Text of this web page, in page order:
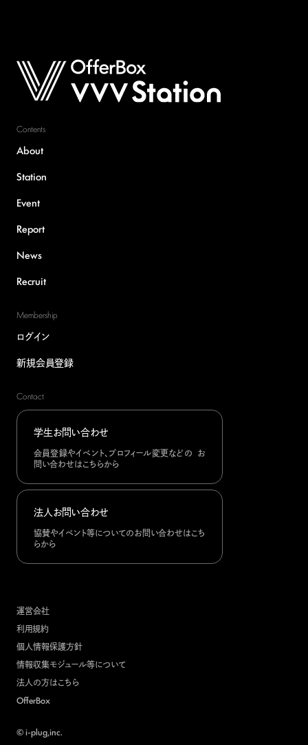
Contents
About
Station
Event
Report
News
Recruit
Membership
ログイン
新規会員登録
Contact
学生お問い合わせ
会員登録やイベント、プロフィール変更などの お
問い合わせはこちらから
法人お問い合わせ
協賛やイベント等についてのお問い合わせはこち
らから
運営会社
利用規約
個人情報保護方針
情報収集モジュール等について
法人の方はこちら
OfferBox
© i-plug,inc.